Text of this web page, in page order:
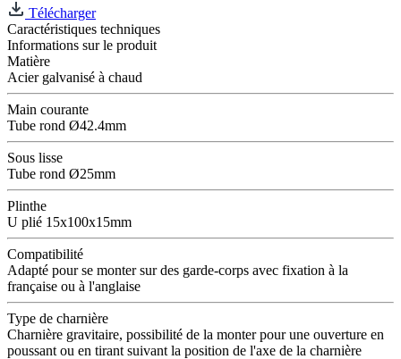
Télécharger
Caractéristiques techniques
Informations sur le produit
Matière
Acier galvanisé à chaud
Main courante
Tube rond Ø42.4mm
Sous lisse
Tube rond Ø25mm
Plinthe
U plié 15x100x15mm
Compatibilité
Adapté pour se monter sur des garde-corps avec fixation à la
française ou à l'anglaise
Type de charnière
Charnière gravitaire, possibilité de la monter pour une ouverture en
poussant ou en tirant suivant la position de l'axe de la charnière